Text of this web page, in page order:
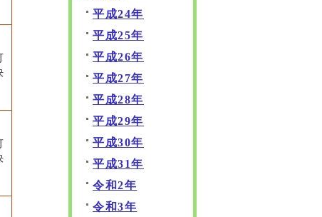
平成24年
平成25年
平成26年
平成27年
平成28年
平成29年
平成30年
平成31年
令和2年
令和3年